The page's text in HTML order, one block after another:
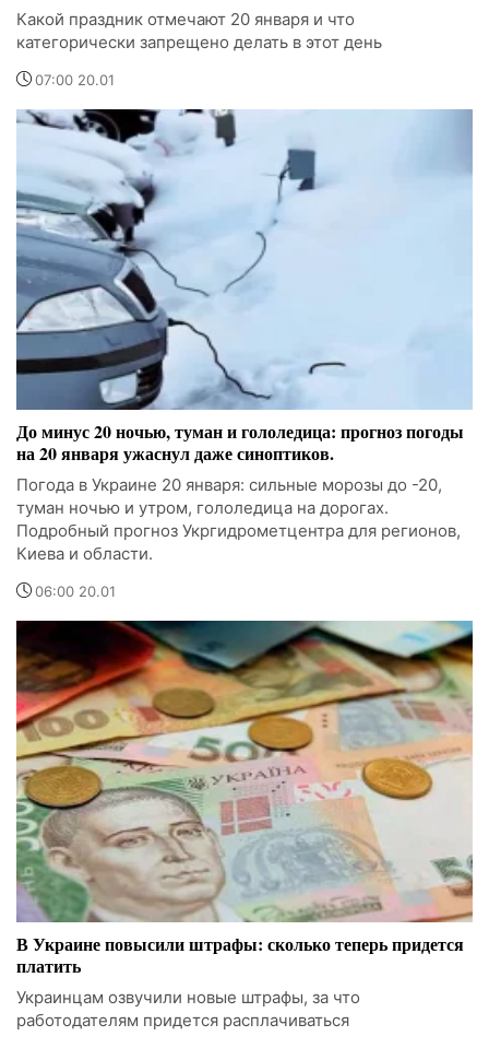
Какой праздник отмечают 20 января и что
категорически запрещено делать в этот день
07:00 20.01
До минус 20 ночью, туман и гололедица: прогноз погоды
на 20 января ужаснул даже синоптиков.
Погода в Украине 20 января: сильные морозы до -20,
туман ночью и утром, гололедица на дорогах.
Подробный прогноз Укргидрометцентра для регионов,
Киева и области.
06:00 20.01
В Украине повысили штрафы: сколько теперь придется
платить
Украинцам озвучили новые штрафы, за что
работодателям придется расплачиваться